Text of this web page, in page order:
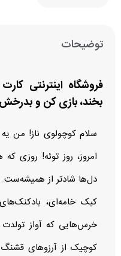
توضیحات
فروشگاه اینترنتی
بخند، بازی کن و
سلام کوچولوی ناز! من
امروز، روز توئه! روزی
دل‌ها شادتر از
کیک خامه‌ای،
خرس‌هایی که آواز
کوچیک از آرزوهای